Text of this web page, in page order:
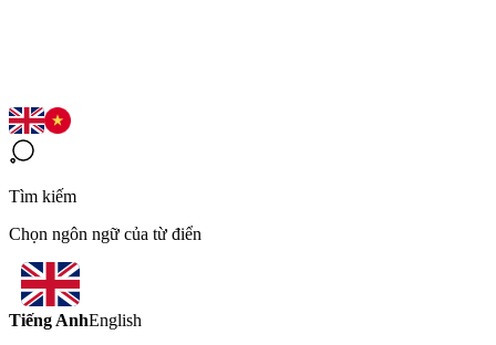
Tìm kiếm
Chọn ngôn ngữ của từ điển
Tiếng AnhEnglish